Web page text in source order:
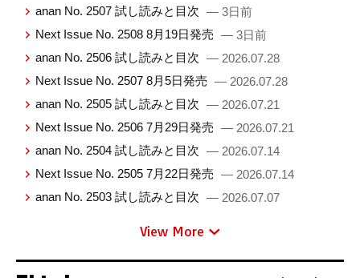
anan No. 2507 試し読みと目次 — 3日前
Next Issue No. 2508 8月19日発売 — 3日前
anan No. 2506 試し読みと目次 — 2026.07.28
Next Issue No. 2507 8月5日発売 — 2026.07.28
anan No. 2505 試し読みと目次 — 2026.07.21
Next Issue No. 2506 7月29日発売 — 2026.07.21
anan No. 2504 試し読みと目次 — 2026.07.14
Next Issue No. 2505 7月22日発売 — 2026.07.14
anan No. 2503 試し読みと目次 — 2026.07.07
View More